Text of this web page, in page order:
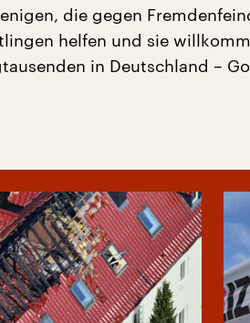
die gegen
helfen und sie
in Deutschland –